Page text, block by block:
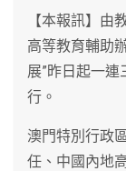
【本報訊】由
高等教育輔助
展”昨日起一
行。
澳門特別行政
任、中國內地